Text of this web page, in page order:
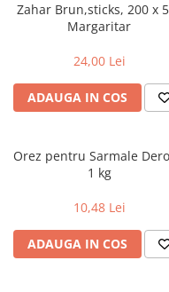
Cafea si ceai
Gem, miere si alte creme
tartinabile
Chipsuri & Snaksuri
Bauturi alcoolice
Detergent vase
Solutii suprafete
Saci menajeri
Folii si pungi alimentare
Manusi unica folosinta
Vesela unica folosinta
Maturi, mopuri si galeti
Sapun dezinfectant
Sampon de par
Balsam de par
Tratamente si masca de
Fixativ si spuma de par
Ceara de par si gel
Produse ingrijire barba si
Igiena intima
Geluri si deodorante
Zahar Brun,sticks, 200 x
Margaritar
24,00 Lei
ADAUGA IN COS
Orez pentru Sarmale
1 kg
10,48 Lei
ADAUGA IN COS